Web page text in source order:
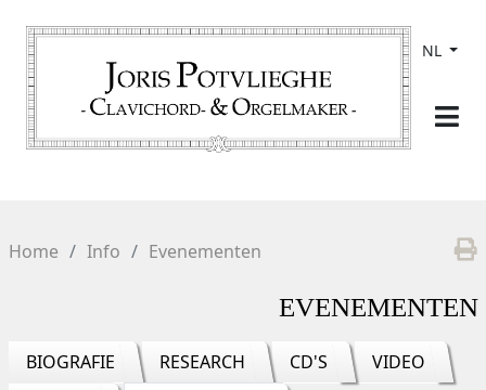
NL
Home Info Evenementen
EVENEMENTEN
BIOGRAFIE RESEARCH CD'S
VIDEO